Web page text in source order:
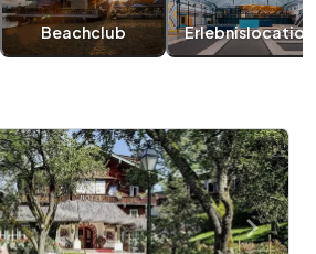
Beachclub Erlebnislocation